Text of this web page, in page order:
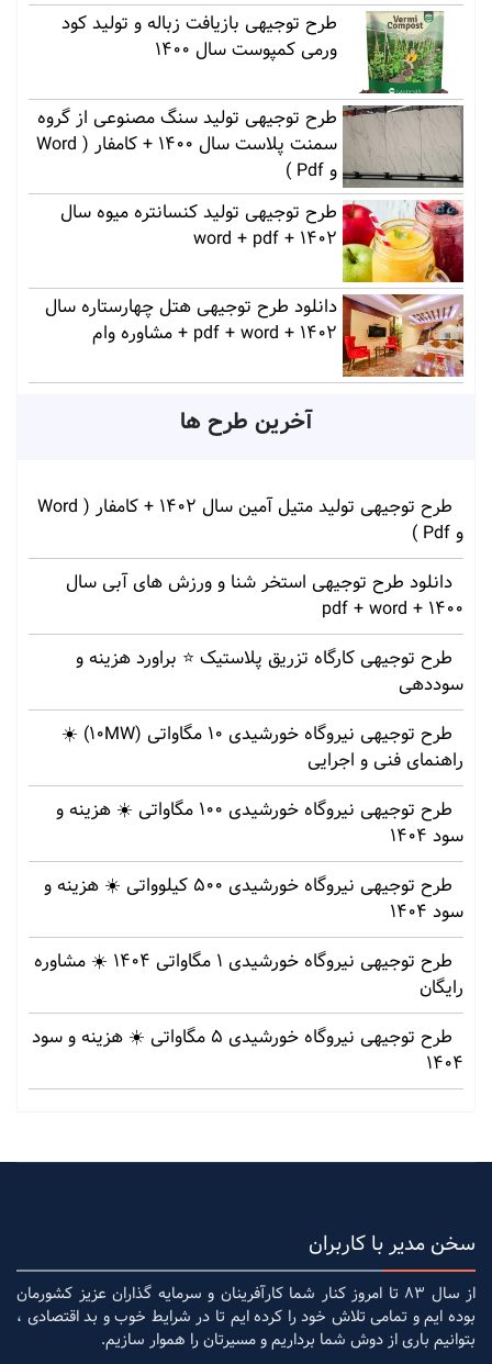
طرح توجیهی بازیافت زباله و تولید کود
ورمی کمپوست سال 1400
طرح توجیهی تولید سنگ مصنوعی از گروه
سمنت پلاست سال 1400 + کامفار ( Word
و Pdf )
طرح توجیهی تولید کنسانتره میوه سال
1402 + word + pdf
دانلود طرح توجیهی هتل چهارستاره سال
1402 + pdf + word + مشاوره وام
آخرین طرح ها
طرح توجیهی تولید متیل آمین سال 1402 + کامفار ( Word
و Pdf )
دانلود طرح توجیهی استخر شنا و ورزش های آبی سال
1400 + pdf + word
طرح توجیهی کارگاه تزریق پلاستیک ⭐ براورد هزینه و
سوددهی
طرح توجیهی نیروگاه خورشیدی 10 مگاواتی (10MW) ☀️
راهنمای فنی و اجرایی
طرح توجیهی نیروگاه خورشیدی 100 مگاواتی ☀️ هزینه‌ و
سود 1404
طرح توجیهی نیروگاه خورشیدی 500 کیلوواتی ☀️ هزینه‌ و
سود 1404
طرح توجیهی نیروگاه خورشیدی 1 مگاواتی 1404 ☀️ مشاوره
رایگان
طرح توجیهی نیروگاه خورشیدی 5 مگاواتی ☀️ هزینه‌ و سود
1404
سخن مدیر با کاربران
از سال 83 تا امروز کنار شما کارآفرینان و سرمایه گذاران عزیز کشورمان
بوده ایم و تمامی تلاش خود را کرده ایم تا در شرایط خوب و بد اقتصادی ،
بتوانیم باری از دوش شما برداریم و مسیرتان را هموار سازیم.